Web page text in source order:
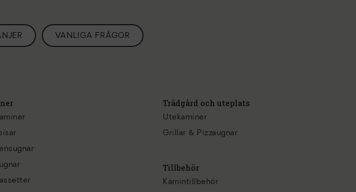
VANLIGA FRÅGOR
Trädgård och uteplats
Utekaminer
Grillar & Pizzaugnar
Tillbehör
Kamintillbehör